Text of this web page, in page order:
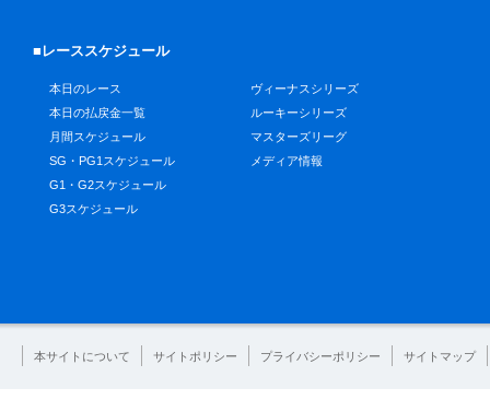
■レーススケジュール
本日のレース
本日の払戻金一覧
月間スケジュール
SG・PG1スケジュール
G1・G2スケジュール
G3スケジュール
ヴィーナスシリーズ
ルーキーシリーズ
マスターズリーグ
メディア情報
本サイトについて サイトポリシー プライバシーポリシー サイトマップ